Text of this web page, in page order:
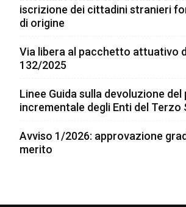
iscrizione dei cittadini stranieri
di origine
Via libera al pacchetto attuativo
132/2025
Linee Guida sulla devoluzione
incrementale degli Enti del Terzo
Avviso 1/2026: approvazione
merito